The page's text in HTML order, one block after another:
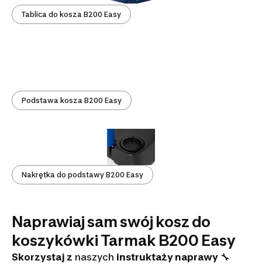
Tablica do kosza B200 Easy
Podstawa kosza B200 Easy
Nakrętka do podstawy B200 Easy
Naprawiaj sam swój kosz do
koszykówki Tarmak B200 Easy
Skorzystaj z naszych instruktaży naprawy 🔧